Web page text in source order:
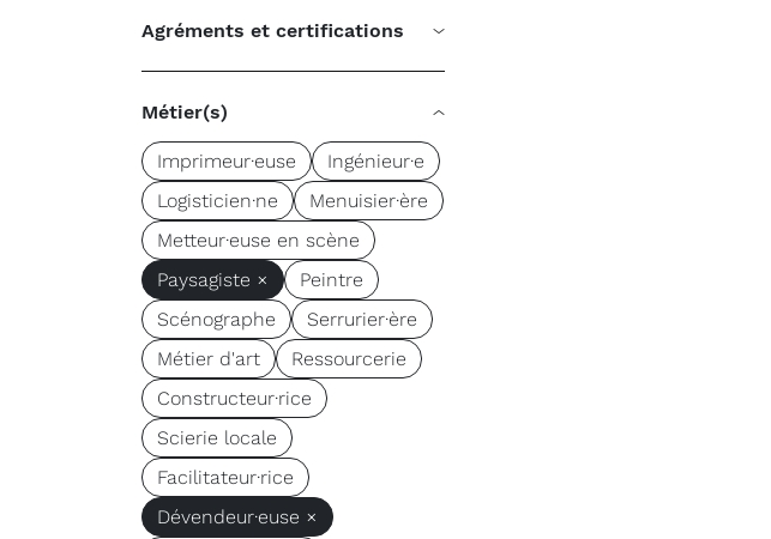
Agréments et certifications
Métier(s)
Imprimeur·euse
Ingénieur·e
Logisticien·ne
Menuisier·ère
Metteur·euse en scène
Paysagiste ×
Peintre
Scénographe
Serrurier·ère
Métier d'art
Ressourcerie
Constructeur·rice
Scierie locale
Facilitateur·rice
Dévendeur·euse ×